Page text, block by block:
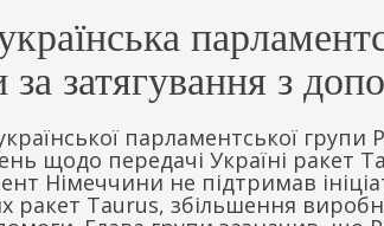
затягування з
парламентської
щодо передачі Україні ракет
Німеччини не підтримав
ракет Taurus, збільшення